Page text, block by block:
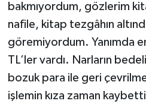
bakmıyordum, gözlerim
nafile, kitap tezgâhın
göremiyordum. Yanımda
TL’ler vardı. Narların
bozuk para ile geri
işlemin kıza zaman